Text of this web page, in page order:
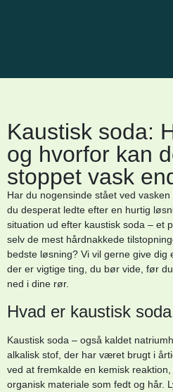
Kaustisk soda:
og hvorfor kan
stoppet vask
Har du nogensinde stået ved
du desperat ledte efter en hurtig
situation ud efter kaustisk soda – et
selv de mest hårdnakkede
bedste løsning? Vi vil gerne give
der er vigtige ting, du bør vide, før
ned i dine rør.
Hvad er kaustisk
Kaustisk soda – også kaldet
alkalisk stof, der har været brugt i
ved at fremkalde en kemisk
organisk materiale som fedt og hår.